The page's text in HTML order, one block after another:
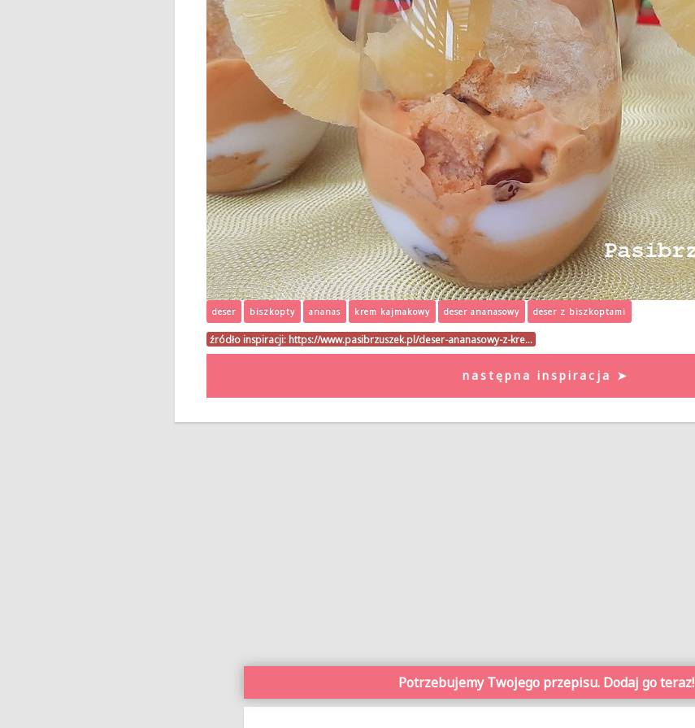
deser biszkopty ananas krem kajmakowy deser ananasowy deser z biszkoptami
źródło inspiracji: https://www.pasibrzuszek.pl/deser-ananasowy-z-kre…
następna inspiracja ➤
Potrzebujemy Twojego przepisu. Dodaj go teraz!